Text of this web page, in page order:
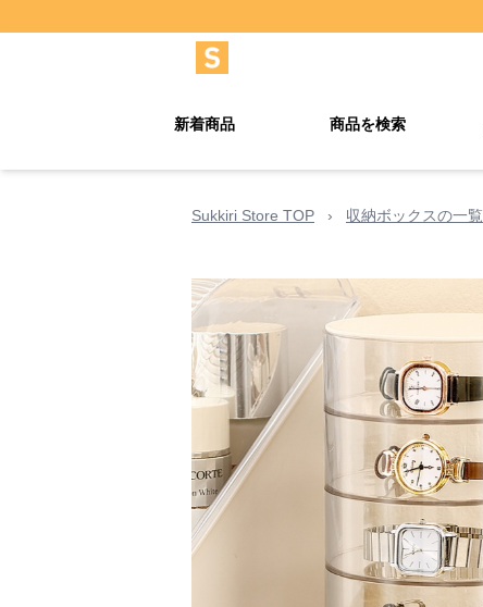
新着商品 商品を検索
Sukkiri Store TOP › 収納ボックスの一覧